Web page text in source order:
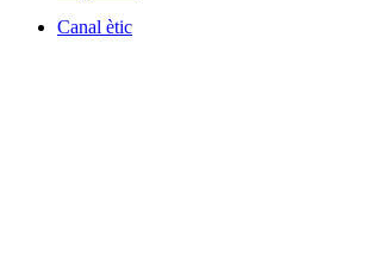
Canal ètic